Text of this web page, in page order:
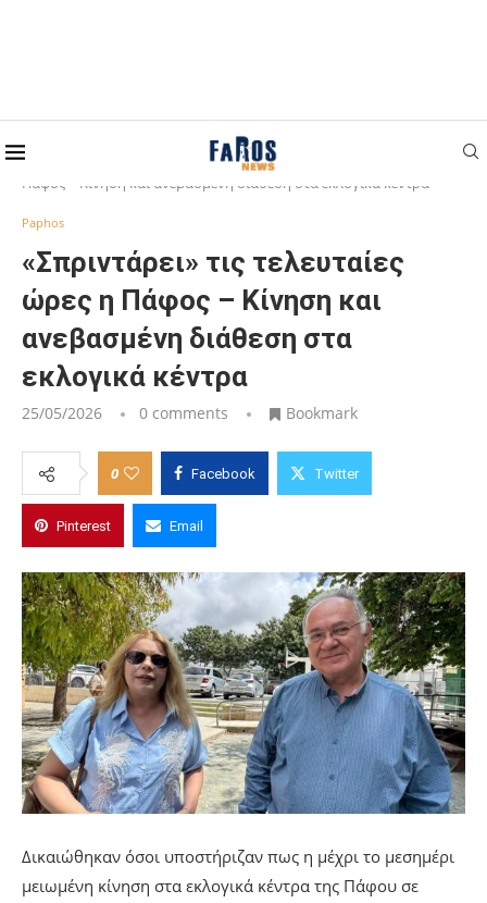
Home
«Σπριντάρει» τις τελευταίες ώρες η
Πάφος – Κίνηση και ανεβασμένη διάθεση στα εκλογικά κέντρα
Paphos
«Σπριντάρει» τις τελευταίες
ώρες η Πάφος – Κίνηση και
ανεβασμένη διάθεση στα
εκλογικά κέντρα
25/05/2026 0 comments Bookmark
0 Facebook Twitter
Pinterest Email
Δικαιώθηκαν όσοι υποστήριζαν πως η μέχρι το μεσημέρι
μειωμένη κίνηση στα εκλογικά κέντρα της Πάφου σε